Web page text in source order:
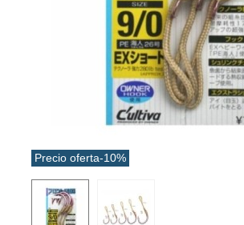
Precio oferta-10%